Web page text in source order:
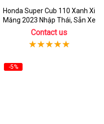
Honda Super Cub 110 Xanh Xi
Măng 2023 Nhập Thái, Sẵn Xe
Contact us
-5%